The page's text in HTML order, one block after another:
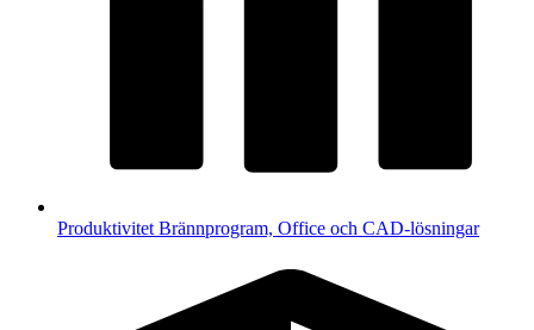
Produktivitet Brännprogram, Office och CAD-lösningar